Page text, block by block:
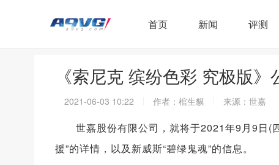
首页 新闻 评测
《索尼克 缤纷色彩 究极版
2021-06-03 10:22 作者：棺生貘 来源：世嘉
世嘉股份有限公司，就将于2021年9月9日(
援”的详情，以及新威斯“碧绿鬼魂”的信息。